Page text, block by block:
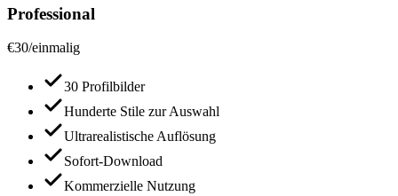
Professional
€30/einmalig
30 Profilbilder
Hunderte Stile zur Auswahl
Ultrarealistische Auflösung
Sofort-Download
Kommerzielle Nutzung